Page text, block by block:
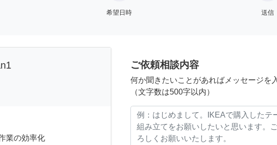
希望日時 送信
業の効率化
ご依頼相談内容
何か聞きたいことがあればメッセージを
（文字数は500字以内）